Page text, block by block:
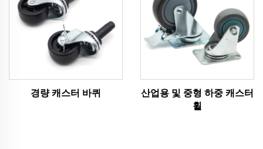
경량 캐스터 바퀴
산업용 및 중형 하중 캐스터
휠